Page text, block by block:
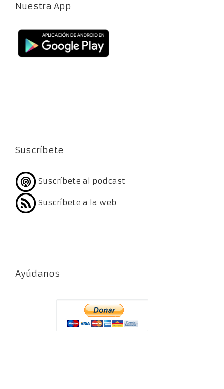
Nuestra App
Suscríbete
Suscríbete al podcast
Suscríbete a la web
Ayúdanos